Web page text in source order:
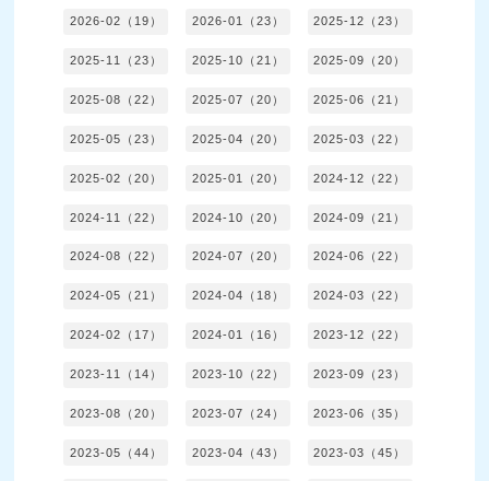
2026-02（19） 2026-01（23） 2025-12（23）
2025-11（23） 2025-10（21） 2025-09（20）
2025-08（22） 2025-07（20） 2025-06（21）
2025-05（23） 2025-04（20） 2025-03（22）
2025-02（20） 2025-01（20） 2024-12（22）
2024-11（22） 2024-10（20） 2024-09（21）
2024-08（22） 2024-07（20） 2024-06（22）
2024-05（21） 2024-04（18） 2024-03（22）
2024-02（17） 2024-01（16） 2023-12（22）
2023-11（14） 2023-10（22） 2023-09（23）
2023-08（20） 2023-07（24） 2023-06（35）
2023-05（44） 2023-04（43） 2023-03（45）